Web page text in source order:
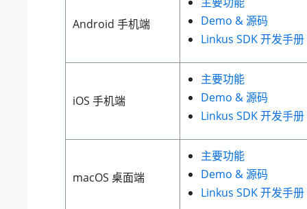
Android 手机端
Demo & 源码
Linkus SDK 开发手册
iOS 手机端
主要功能
Demo & 源码
Linkus SDK 开发手册
macOS 桌面端
主要功能
Demo & 源码
Linkus SDK 开发手册